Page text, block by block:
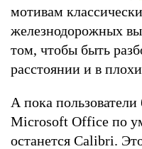
мотивам
железнодорожных
том, чтобы быть
расстоянии и в
А пока пользователи
Microsoft Office по
останется Calibri.